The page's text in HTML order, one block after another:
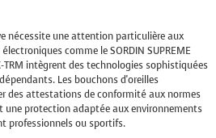
nécessite une attention particulière aux
comme le SORDIN SUPREME
TRM intègrent des technologies sophistiquées
Les bouchons d'oreilles
des attestations de conformité aux normes
une protection adaptée aux environnements
professionnels ou sportifs.